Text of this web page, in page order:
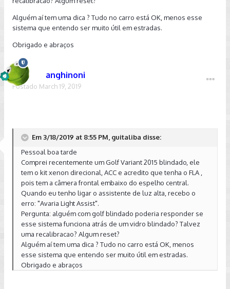
Alguém aí tem uma dica ? Tudo no carro está OK, menos esse
sistema que entendo ser muito útil em estradas.
Obrigado e abraços
anghinoni
Postado March 19, 2019
Em 3/18/2019 at 8:55 PM, guitaliba disse:
Pessoal boa tarde
Comprei recentemente um Golf Variant 2015 blindado, ele
tem o kit xenon direcional, ACC e acredito que tenha o FLA ,
pois tem a câmera frontal embaixo do espelho central.
Quando eu tenho ligar o assistente de luz alta, recebo o
erro: "Avaria Light Assist".
Pergunta: alguém com golf blindado poderia responder se
esse sistema funciona atrás de um vidro blindado? Talvez
uma recalibracao? Algum reset?
Alguém aí tem uma dica ? Tudo no carro está OK, menos
esse sistema que entendo ser muito útil em estradas.
Obrigado e abraços